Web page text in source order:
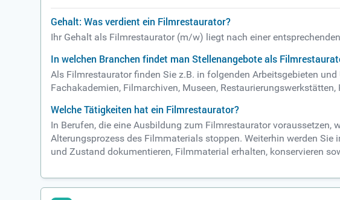
Gehalt: Was verdient ein Filmrestaurator?
Ihr Gehalt als Filmrestaurator (m/w) liegt nach einer
In welchen Branchen findet man Stellenangebote als
Als Filmrestaurator finden Sie z.B. in folgenden Arbeitsgebieten
Fachakademien, Filmarchiven, Museen,
Welche Tätigkeiten hat ein Filmrestaurator?
In Berufen, die eine Ausbildung zum Filmrestaurator voraussetzen,
Alterungsprozess des Filmmaterials stoppen. Weiterhin werden
und Zustand dokumentieren, Filmmaterial erhalten, konservieren